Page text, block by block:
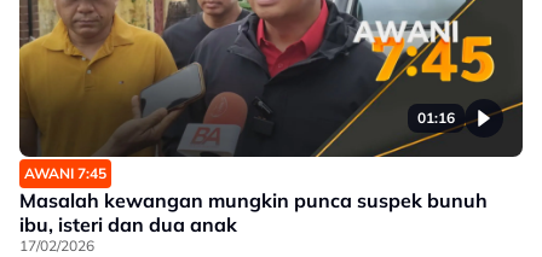
01:16
AWANI 7:45
Masalah kewangan mungkin punca suspek bunuh
ibu, isteri dan dua anak
17/02/2026